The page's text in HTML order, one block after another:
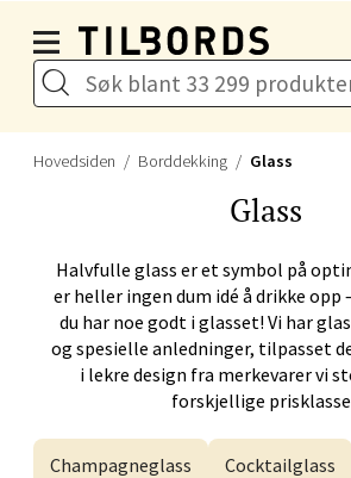
Hovedsiden Borddekking Glass
Glass
Halvfulle glass er et symbol på
er heller ingen dum idé å drikke opp
du har noe godt i glasset! Vi har
og spesielle anledninger, tilpasset
i lekre design fra merkevarer vi
forskjellige
Champagneglass Cocktailglass